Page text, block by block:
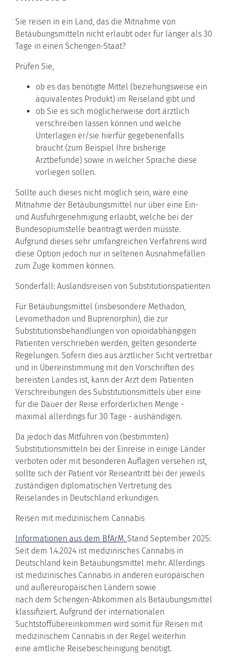
Sie reisen in ein Land, das die Mitnahme von
Betäubungsmitteln nicht erlaubt oder für länger als 30
Tage in einen Schengen-Staat?
Prüfen Sie,
ob es das benötigte Mittel (beziehungsweise ein
äquivalentes Produkt) im Reiseland gibt und
ob Sie es sich möglicherweise dort ärztlich
verschreiben lassen können und welche
Unterlagen er/sie hierfür gegebenenfalls
braucht (zum Beispiel Ihre bisherige
Arztbefunde) sowie in welcher Sprache diese
vorliegen sollen.
Sollte auch dieses nicht möglich sein, wäre eine
Mitnahme der Betäubungsmittel nur über eine Ein-
und Ausfuhrgenehmigung erlaubt, welche bei der
Bundesopiumstelle beantragt werden müsste.
Aufgrund dieses sehr umfangreichen Verfahrens wird
diese Option jedoch nur in seltenen Ausnahmefällen
zum Zuge kommen können.
Sonderfall: Auslandsreisen von Substitutionspatienten
Für Betäubungsmittel (insbesondere Methadon,
Levomethadon und Buprenorphin), die zur
Substitutionsbehandlungen von opioidabhängigen
Patienten verschrieben werden, gelten gesonderte
Regelungen. Sofern dies aus ärztlicher Sicht vertretbar
und in Übereinstimmung mit den Vorschriften des
bereisten Landes ist, kann der Arzt dem Patienten
Verschreibungen des Substitutionsmittels über eine
für die Dauer der Reise erforderlichen Menge -
maximal allerdings für 30 Tage - aushändigen.
Da jedoch das Mitführen von (bestimmten)
Substitutionsmitteln bei der Einreise in einige Länder
verboten oder mit besonderen Auflagen versehen ist,
sollte sich der Patient vor Reiseantritt bei der jeweils
zuständigen diplomatischen Vertretung des
Reiselandes in Deutschland erkundigen.
Rei­sen mit me­di­zi­ni­schem Can­na­bis
Informationen aus dem BfArM, Stand September 2025:
Seit dem 1.4.2024 ist medizinisches Cannabis in
Deutschland kein Betäubungsmittel mehr. Allerdings
ist medizinisches Cannabis in anderen europäischen
und außereuropäischen Ländern sowie
nach dem Schengen-Abkommen als Betäubungsmittel
klassifiziert. Aufgrund der internationalen
Suchtstoffübereinkommen wird somit für Reisen mit
medizinischem Cannabis in der Regel weiterhin
eine amtliche Reisebescheinigung benötigt.